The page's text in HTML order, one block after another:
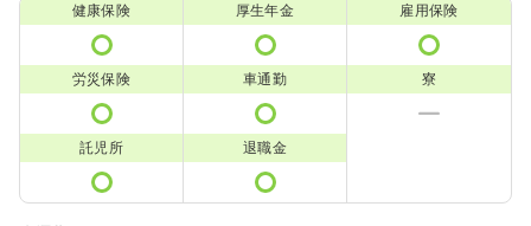
健康保険 厚生年金 雇用保険
労災保険 車通勤 寮
託児所 退職金